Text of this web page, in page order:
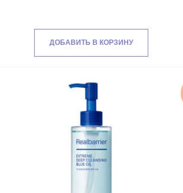
ДОБАВИТЬ В КОРЗИНУ